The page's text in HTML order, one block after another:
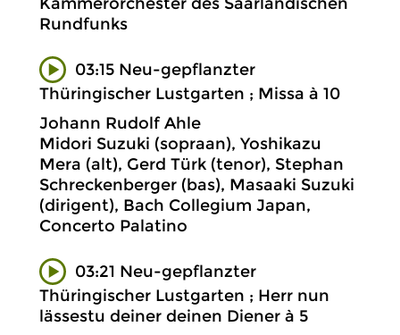
Rundfunks
03:15 Neu-gepflanzter
Thüringischer Lustgarten ; Missa à 10
Johann Rudolf Ahle
Midori Suzuki (sopraan), Yoshikazu
Mera (alt), Gerd Türk (tenor), Stephan
Schreckenberger (bas), Masaaki Suzuki
(dirigent), Bach Collegium Japan,
Concerto Palatino
03:21 Neu-gepflanzter
Thüringischer Lustgarten ; Herr nun
lässestu deiner deinen Diener à 5